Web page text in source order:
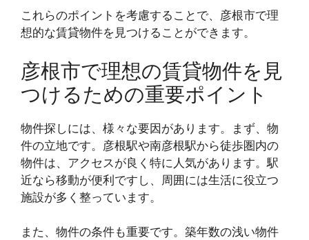
これらのポイントを考慮することで、彦根市で理
想的な賃貸物件を見つけることができます。
彦根市で理想の賃貸物件を見
つけるための重要ポイント
物件探しには、様々な要因があります。まず、物
件の立地です。彦根駅や南彦根駅から徒歩圏内の
物件は、アクセスが良く特に人気があります。駅
近なら移動が便利ですし、周囲には生活に役立つ
施設が多く整っています。
また、物件の条件も重要です。築年数の浅い物件